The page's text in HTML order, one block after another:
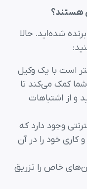
هستند؟
شده‌اید. حالا
است با یک وکیل
کمک می‌کند تا
و از اشتباهات
وجود دارد که
خود را در آن
خاص را تزریق